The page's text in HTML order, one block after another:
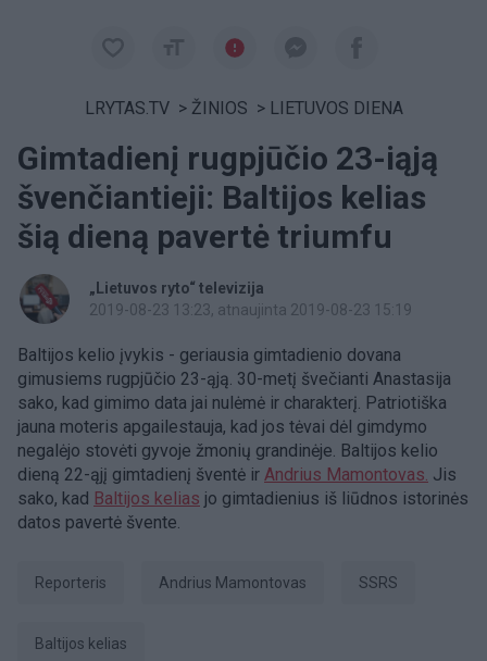
LRYTAS.TV > ŽINIOS > LIETUVOS DIENA
Gimtadienį rugpjūčio 23-iąją
švenčiantieji: Baltijos kelias
šią dieną pavertė triumfu
„Lietuvos ryto“ televizija
2019-08-23 13:23, atnaujinta 2019-08-23 15:19
Baltijos kelio įvykis - geriausia gimtadienio dovana
gimusiems rugpjūčio 23-ąją. 30-metį švečianti Anastasija
sako, kad gimimo data jai nulėmė ir charakterį. Patriotiška
jauna moteris apgailestauja, kad jos tėvai dėl gimdymo
negalėjo stovėti gyvoje žmonių grandinėje. Baltijos kelio
dieną 22-ąjį gimtadienį šventė ir Andrius Mamontovas. Jis
sako, kad Baltijos kelias jo gimtadienius iš liūdnos istorinės
datos pavertė švente.
Reporteris Andrius Mamontovas SSRS
Baltijos kelias